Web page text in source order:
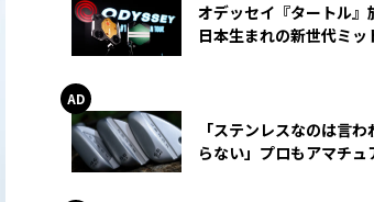
オデッセイ『タートル』
日本生まれの新世代ミッ
「ステンレスなのは言
らない」プロもアマチュ